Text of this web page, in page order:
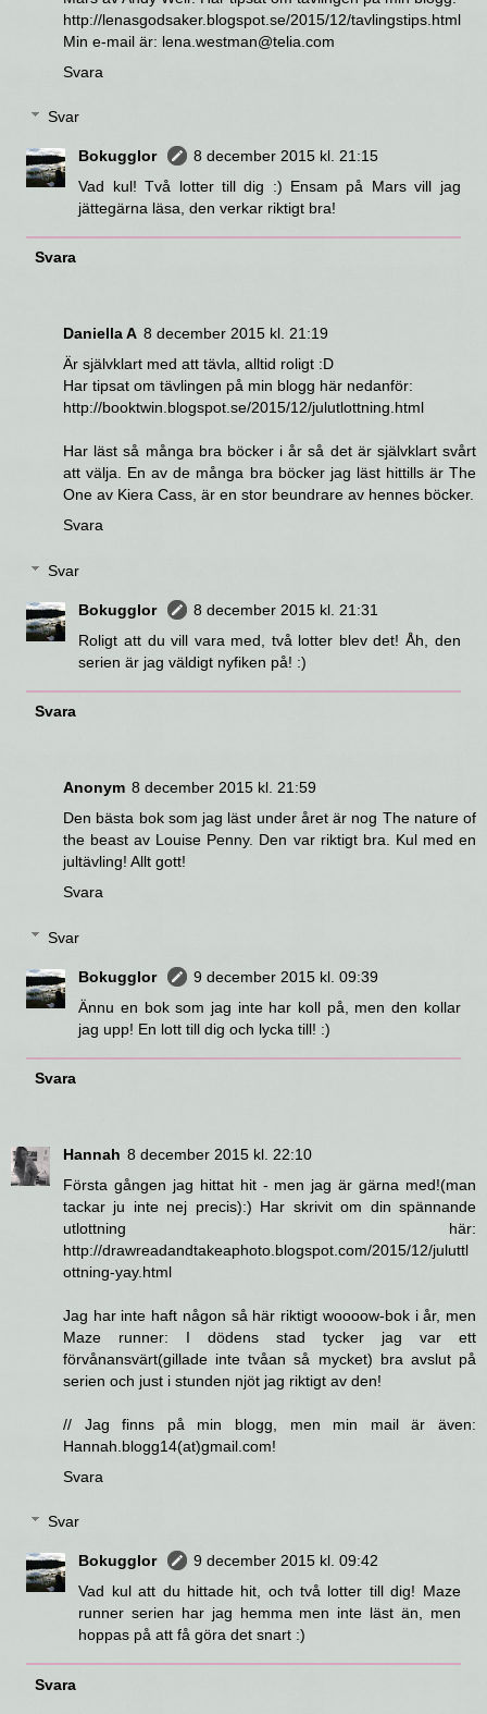
http://lenasgodsaker.blogspot.se/2015/12/tavlingstips.html
Min e-mail är: lena.westman@telia.com
Svara
Svar
Bokugglor
8 december 2015 kl. 21:15
Vad kul! Två lotter till dig :) Ensam på Mars vill jag
jättegärna läsa, den verkar riktigt bra!
Svara
Daniella A 8 december 2015 kl. 21:19
Är självklart med att tävla, alltid roligt :D
Har tipsat om tävlingen på min blogg här nedanför:
http://booktwin.blogspot.se/2015/12/julutlottning.html
Har läst så många bra böcker i år så det är självklart svårt
att välja. En av de många bra böcker jag läst hittills är The
One av Kiera Cass, är en stor beundrare av hennes böcker.
Svara
Svar
Bokugglor
8 december 2015 kl. 21:31
Roligt att du vill vara med, två lotter blev det! Åh, den
serien är jag väldigt nyfiken på! :)
Svara
Anonym 8 december 2015 kl. 21:59
Den bästa bok som jag läst under året är nog The nature of
the beast av Louise Penny. Den var riktigt bra. Kul med en
jultävling! Allt gott!
Svara
Svar
Bokugglor
9 december 2015 kl. 09:39
Ännu en bok som jag inte har koll på, men den kollar
jag upp! En lott till dig och lycka till! :)
Svara
Hannah 8 december 2015 kl. 22:10
Första gången jag hittat hit - men jag är gärna med!(man
tackar ju inte nej precis):) Har skrivit om din spännande
utlottning här:
http://drawreadandtakeaphoto.blogspot.com/2015/12/juluttl
ottning-yay.html
Jag har inte haft någon så här riktigt woooow-bok i år, men
Maze runner: I dödens stad tycker jag var ett
förvånansvärt(gillade inte tvåan så mycket) bra avslut på
serien och just i stunden njöt jag riktigt av den!
// Jag finns på min blogg, men min mail är även:
Hannah.blogg14(at)gmail.com!
Svara
Svar
Bokugglor
9 december 2015 kl. 09:42
Vad kul att du hittade hit, och två lotter till dig! Maze
runner serien har jag hemma men inte läst än, men
hoppas på att få göra det snart :)
Svara